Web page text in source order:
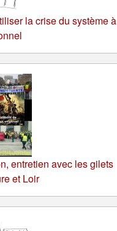
la crise du système à
entretien avec les gilets
et Loir